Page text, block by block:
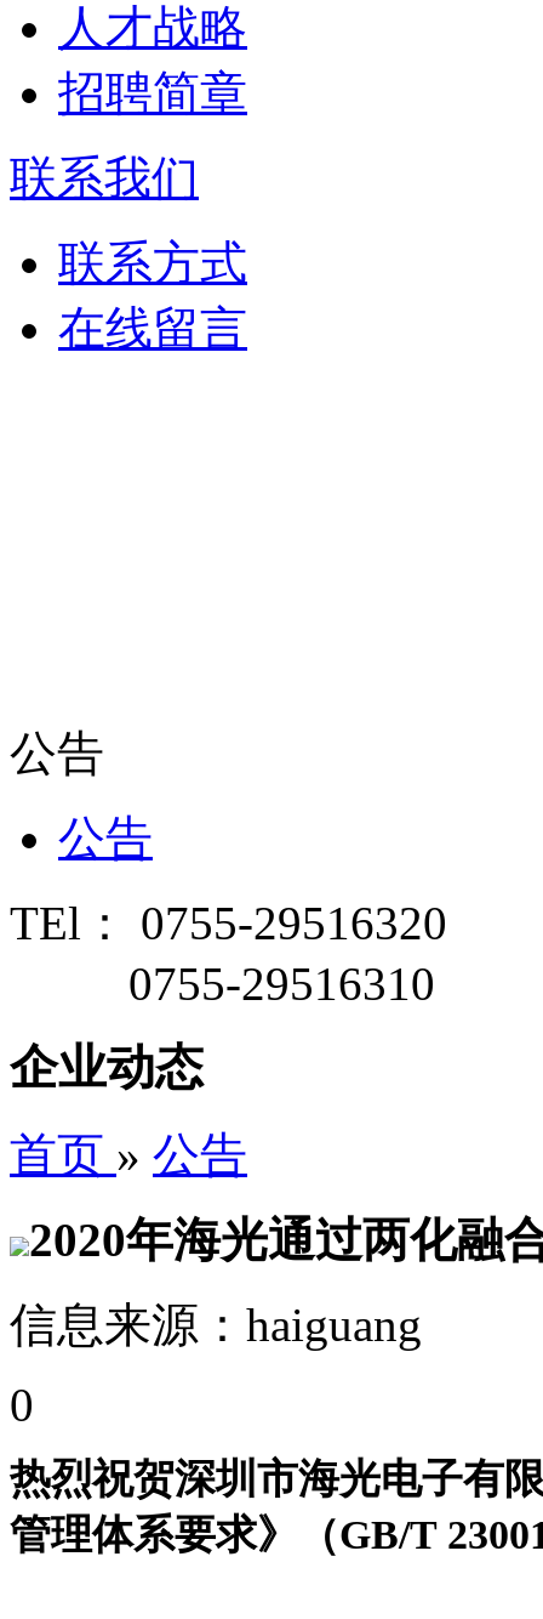
人才战略
招聘简章
联系我们
联系方式
在线留言
公告
公告
TEl： 0755-29516320
0755-29516310
企业动态
首页 » 公告
2020年海光通过两化融
信息来源：
0
热烈祝贺深圳市海光电子有
管理体系要求》（GB/T